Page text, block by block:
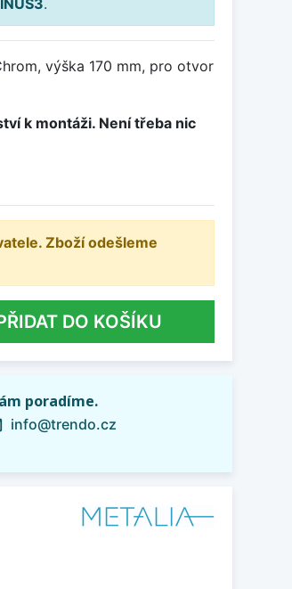
.
výška 170 mm, pro otvor
k montáži. Není třeba nic
Zboží odešleme
DO KOŠÍKU
poradíme.
info@trendo.cz